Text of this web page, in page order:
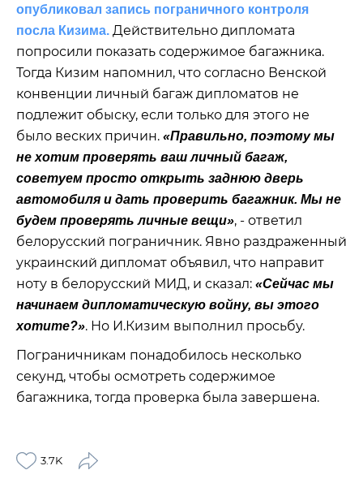
опубликовал запись пограничного контроля
посла Кизима. Действительно дипломата
попросили показать содержимое багажника.
Тогда Кизим напомнил, что согласно Венской
конвенции личный багаж дипломатов не
подлежит обыску, если только для этого не
было веских причин. «Правильно, поэтому мы
не хотим проверять ваш личный багаж,
советуем просто открыть заднюю дверь
автомобиля и дать проверить багажник. Мы не
будем проверять личные вещи», - ответил
белорусский пограничник. Явно раздраженный
украинский дипломат объявил, что направит
ноту в белорусский МИД, и сказал: «Сейчас мы
начинаем дипломатическую войну, вы этого
хотите?». Но И.Кизим выполнил просьбу.
Пограничникам понадобилось несколько
секунд, чтобы осмотреть содержимое
багажника, тогда проверка была завершена.
3.7K